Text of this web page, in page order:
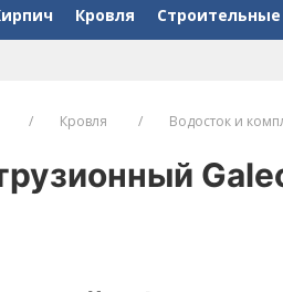
Кровля
Кровля Водосток и